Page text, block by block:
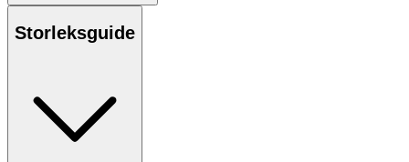
Storleksguide